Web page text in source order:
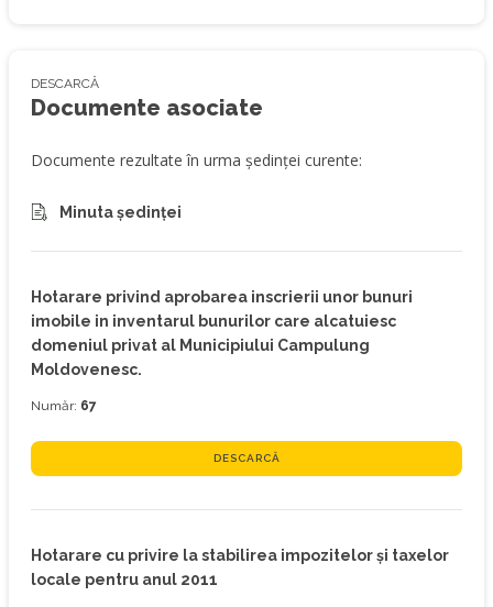
DESCARCĂ
Documente asociate
Documente rezultate în urma ședinței curente:
Minuta ședinței
Hotarare privind aprobarea inscrierii unor bunuri
imobile in inventarul bunurilor care alcatuiesc
domeniul privat al Municipiului Campulung
Moldovenesc.
Număr: 67
DESCARCĂ
Hotarare cu privire la stabilirea impozitelor şi taxelor
locale pentru anul 2011